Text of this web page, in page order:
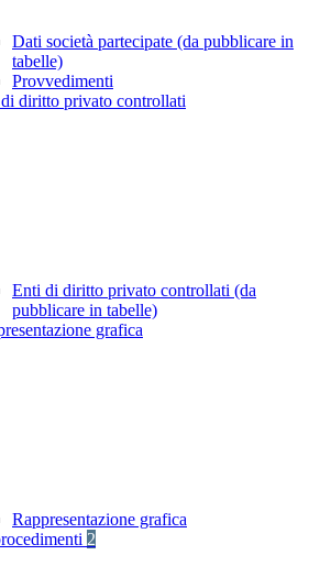
Dati società partecipate (da pubblicare in
tabelle)
Provvedimenti
diritto privato controllati
Enti di diritto privato controllati (da
pubblicare in tabelle)
grafica
Rappresentazione grafica
2